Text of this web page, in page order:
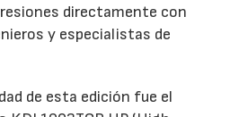
directamente con
y especialistas de
de esta edición fue el